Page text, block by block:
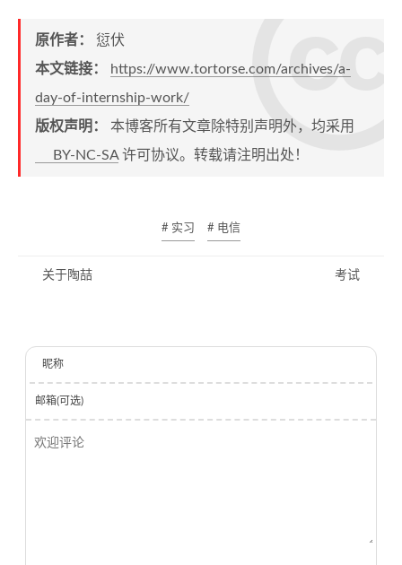
原作者： 愆伏
本文链接：
https://www.tortorse.com/archives/a-
day-of-internship-work/
版权声明： 本博客所有文章除特别声明外，均采用
BY-NC-SA许可协议。转载请注明出处！
# 实习 # 电信
关于陶喆 考试
昵称
邮箱(可选)